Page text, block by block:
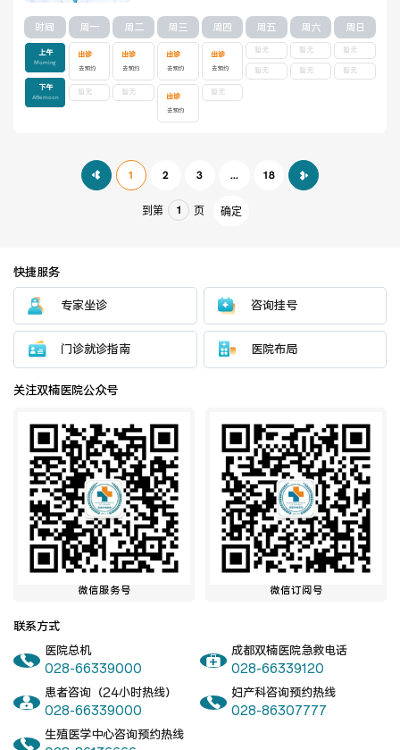
时间
上午
Morning
下午
Afternoon
周一
出诊
去预约
暂无
周二
出诊
去预约
暂无
周三
出诊
去预约
出诊
去预约
周四
出诊
去预约
暂无
周五
暂无
暂无
周六
暂无
暂无
周日
暂无
暂无
1 2 3 ... 18
到第 页 确定
快捷服务
专家坐诊 咨询挂号
门诊就诊指南 医院布局
关注双楠医院公众号
微信服务号 微信订阅号
联系方式
医院总机
028-66339000
成都双楠医院急救电话
028-66339120
患者咨询（24小时热线）
028-66339000
妇产科咨询预约热线
028-86307777
生殖医学中心咨询预约热线